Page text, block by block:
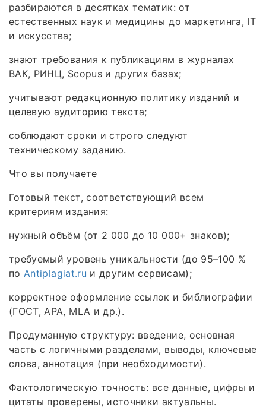
разбираются в десятках тематик: от
естественных наук и медицины до маркетинга, IT
и искусства;
знают требования к публикациям в журналах
ВАК, РИНЦ, Scopus и других базах;
учитывают редакционную политику изданий и
целевую аудиторию текста;
соблюдают сроки и строго следуют
техническому заданию.
Что вы получаете
Готовый текст, соответствующий всем
критериям издания:
нужный объём (от 2 000 до 10 000+ знаков);
требуемый уровень уникальности (до 95–100 %
по Antiplagiat.ru и другим сервисам);
корректное оформление ссылок и библиографии
(ГОСТ, APA, MLA и др.).
Продуманную структуру: введение, основная
часть с логичными разделами, выводы, ключевые
слова, аннотация (при необходимости).
Фактологическую точность: все данные, цифры и
цитаты проверены, источники актуальны.